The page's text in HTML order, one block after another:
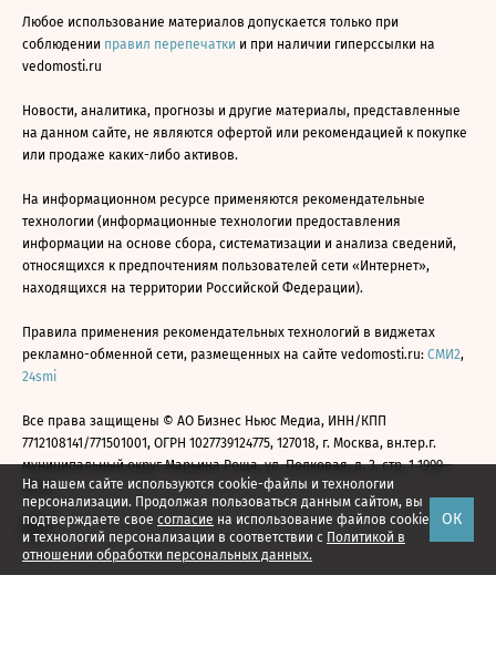
На нашем сайте используются cookie-файлы и технологии
персонализации. Продолжая пользоваться данным сайтом, вы
подтверждаете свое согласие на использование файлов cookie
и технологий персонализации в соответствии с Политикой в
отношении обработки персональных данных.
ОК
Любое использование материалов допускается только при
соблюдении правил перепечатки и при наличии гиперссылки на
vedomosti.ru
Новости, аналитика, прогнозы и другие материалы, представленные
на данном сайте, не являются офертой или рекомендацией к покупке
или продаже каких-либо активов.
На информационном ресурсе применяются рекомендательные
технологии (информационные технологии предоставления
информации на основе сбора, систематизации и анализа сведений,
относящихся к предпочтениям пользователей сети «Интернет»,
находящихся на территории Российской Федерации).
Правила применения рекомендательных технологий в виджетах
рекламно-обменной сети, размещенных на сайте vedomosti.ru: СМИ2,
24smi
Все права защищены © АО Бизнес Ньюс Медиа, ИНН/КПП
7712108141/771501001, ОГРН 1027739124775, 127018, г. Москва, вн.тер.г.
муниципальный округ Марьина Роща, ул. Полковая, д. 3, стр. 1 1999—
2026